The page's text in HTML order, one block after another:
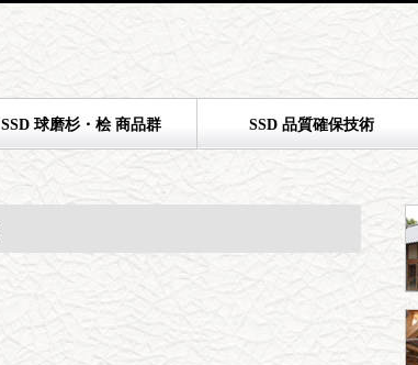
SSD 球磨杉・桧 商品群 SSD 品質確保技術